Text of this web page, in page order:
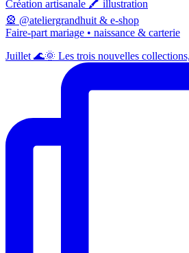
Création artisanale 🖍️ illustration
🎡 @ateliergrandhuit & e-shop
Faire-part mariage • naissance & carterie
Juillet 🌊🌞 Les trois nouvelles